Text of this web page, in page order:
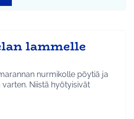
lammelle
nurmikolle pöytiä ja
Niistä hyötyisivät